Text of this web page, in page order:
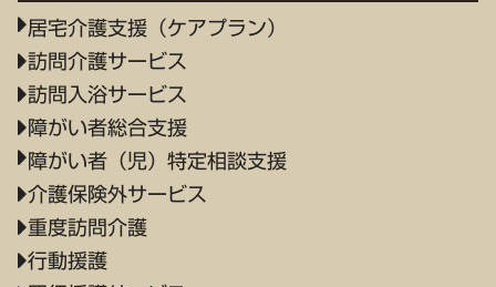
居宅介護支援（ケアプラン）
訪問介護サービス
訪問入浴サービス
障がい者総合支援
障がい者（児）特定相談支援
介護保険外サービス
重度訪問介護
行動援護